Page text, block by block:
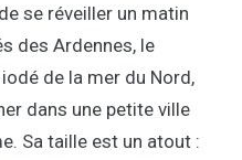
se réveiller un matin
des Ardennes, le
de la mer du Nord,
dans une petite ville
Sa taille est un atout :